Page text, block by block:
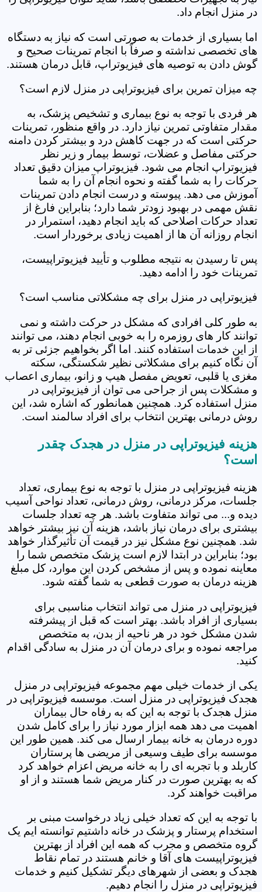
در منزل انجام داد.
اما بسیاری از خدمات به صورتی است که نیاز به دستگاه
های تخصصی نداشته و صرفاً با انجام تمرینات صحیح و
گوش دادن به توصیه های فیزیوتراپ، قابل درمان هستند.
چه میزان تمرین برای فیزیوتراپی در منزل لازم است؟
هر فردی با توجه به نوع بیماری و تشخیص پزشک، به
مقدار متفاوتی تمرین نیاز دارد. در واقع منظور، تمرینات
حرکتی است که در جهت کاهش درد و بیشتر کردن دامنه
حرکتی مفاصل و عضلات، توسط بیمار و زیر نظر
فیزیوتراپ انجام می شود. فیزیوتراپ میزان دقیق تعداد
حرکات را به شما گفته و نحوه انجام آن را به شما
آموزش می دهد. پیوسته و درست انجام دادن تمرینات
نقش مهمی در بهبود زودتر شما دارد؛ بنابراین فارغ از
تعداد حرکات اصلاحی که باید انجام دهید، استمرار در
انجام روزانه آن ها از اهمیت زیادی برخوردار است.
پس تا رسیدن به نتیجه مطلوب و تأیید فیزیوتراپیست،
تمرینات خود را ادامه دهید.
فیزیوتراپی در منزل برای چه مشکلاتی مناسب است؟
به طور کلی افرادی که مشکل در حرکت داشته و نمی
توانند کار های روزمره را به خوبی انجام دهند، می توانند
از این خدمات استفاده کنند. اما اگر بخواهیم جزئی تر به
آن نگاه کنیم برای مشکلاتی نظیر شکستگی، سکته
مغزی یا قلبی، تعویض مفصل هیپ و زانو، بیماری اعصاب
و مشکلات پس از جراحی می توان از فیزیوتراپی در
منزل استفاده کرد. همچنین همانطور که اشاره شد، این
روش درمانی بهترین انتخاب برای افراد سالمند است.
هزینه فیزیوتراپی در منزل در هجدک چقدر
است؟
هزینه فیزیوتراپی در منزل با توجه به نوع بیماری، تعداد
جلسات، مرکز درمانی، روش درمانی، تعداد نواحی آسیب
دیده و... می تواند متفاوت باشد. هر چه تعداد جلسات
بیشتری برای درمان نیاز باشد، هزینه آن نیز بیشتر خواهد
شد. همچنین نوع مشکل نیز در قیمت آن تأثیرگذار خواهد
بود؛ بنابراین در ابتدا لازم است پزشک متخصص شما را
معاینه نموده و پس از مشخص کردن این موارد، کل مبلغ
هزینه درمان به صورت قطعی به شما گفته شود.
فیزیوتراپی در منزل می تواند انتخاب مناسبی برای
بسیاری از افراد باشد. بهتر است که قبل از پیشرفته
شدن مشکل خود در هر ناحیه از بدن، به متخصص
مراجعه نموده و برای درمان آن در منزل به سادگی اقدام
کنید.
یکی از خدمات خیلی مهم مجموعه فیزیوتراپی در منزل
هجدک فیزیوتراپی در منزل است. موسسه فیزیوتراپی در
منزل هجدک با توجه به این که به رفاه حال بیماران
اهمیت می دهد همه ابزار مورد نیاز را برای کامل شدن
دوره درمان به خانه بیمار ارسال می کند. همین طور این
موسسه برای طیف وسیعی از مریضی ها پرستاران
کاربلد و با تجربه ای را به خانه مریض اعزام خواهد کرد
که به بهترین صورت در کنار مریض شما هستند و از او
مراقبت خواهند کرد.
با توجه به این که تعداد خیلی زیاد درخواست مبنی بر
استخدام پرستار و پزشک در خانه داشتیم توانسته ایم یک
گروه متخصص و مجرب که همه این افراد از بهترین
فیزیوتراپیست های آقا و خانم هستند در تمام نقاط
هجدک و بعضی از شهرهای دیگر تشکیل کنیم و خدمات
فیزیوتراپی در منزل را انجام دهیم.